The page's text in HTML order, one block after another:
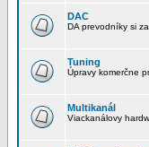
DAC
DA prevodníky si
Tuning
Úpravy komerčne
Multikanál
Viackanálovy